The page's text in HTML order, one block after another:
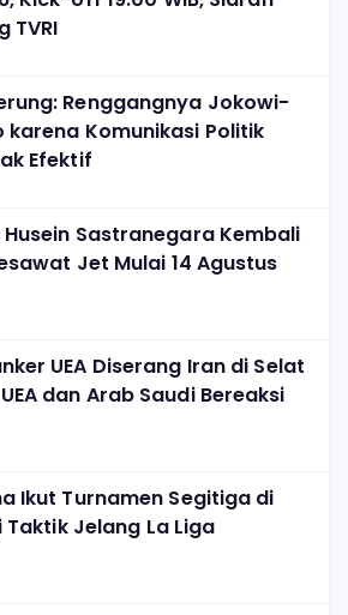
TVRI
Renggangnya Jokowi-
karena Komunikasi Politik
Efektif
Sastranegara Kembali
Jet Mulai 14 Agustus
UEA Diserang Iran di Selat
dan Arab Saudi Bereaksi
Ikut Turnamen Segitiga di
Taktik Jelang La Liga